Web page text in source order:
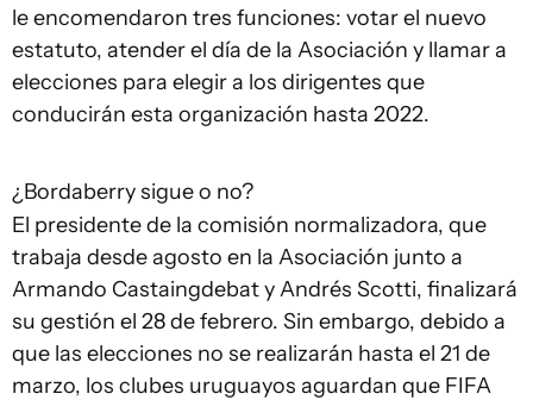
le encomendaron tres funciones: votar el nuevo
estatuto, atender el día de la Asociación y llamar a
elecciones para elegir a los dirigentes que
conducirán esta organización hasta 2022.
¿Bordaberry sigue o no?
El presidente de la comisión normalizadora, que
trabaja desde agosto en la Asociación junto a
Armando Castaingdebat y Andrés Scotti, finalizará
su gestión el 28 de febrero. Sin embargo, debido a
que las elecciones no se realizarán hasta el 21 de
marzo, los clubes uruguayos aguardan que FIFA